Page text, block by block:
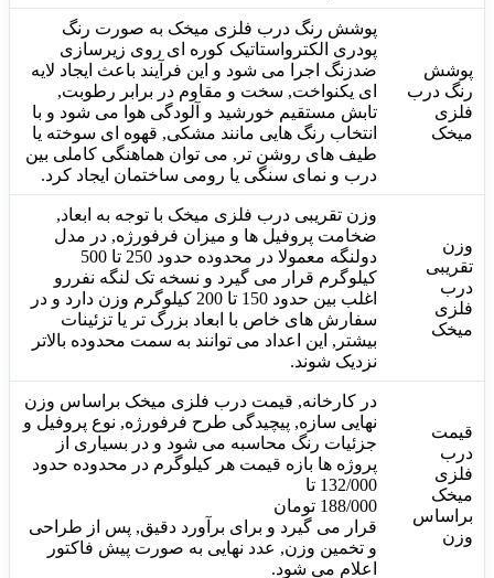
پوشش
رنگ درب
فلزی
میخک
پوشش رنگ درب فلزی میخک به صورت رنگ
پودری الکترواستاتیک کوره ای روی زیرسازی
ضدزنگ اجرا می شود و این فرآیند باعث ایجاد لایه
ای یکنواخت, سخت و مقاوم در برابر رطوبت,
تابش مستقیم خورشید و آلودگی هوا می شود و با
انتخاب رنگ هایی مانند مشکی, قهوه ای سوخته یا
طیف های روشن تر, می توان هماهنگی کاملی بین
درب و نمای سنگی یا رومی ساختمان ایجاد کرد.
وزن
تقریبی
درب
فلزی
میخک
وزن تقریبی درب فلزی میخک با توجه به ابعاد,
ضخامت پروفیل ها و میزان فرفورژه, در مدل
دولنگه معمولا در محدوده حدود 250 تا 500
کیلوگرم قرار می گیرد و نسخه تک لنگه نفررو
اغلب بین حدود 150 تا 200 کیلوگرم وزن دارد و در
سفارش های خاص با ابعاد بزرگ تر یا تزئینات
بیشتر, این اعداد می توانند به سمت محدوده بالاتر
نزدیک شوند.
قیمت
درب
فلزی
میخک
براساس
وزن
در کارخانه, قیمت درب فلزی میخک براساس وزن
نهایی سازه, پیچیدگی طرح فرفورژه, نوع پروفیل و
جزئیات رنگ محاسبه می شود و در بسیاری از
پروژه ها بازه قیمت هر کیلوگرم در محدوده حدود
132/000 تا
188/000 تومان
قرار می گیرد و برای برآورد دقیق, پس از طراحی
و تخمین وزن, عدد نهایی به صورت پیش فاکتور
اعلام می شود.